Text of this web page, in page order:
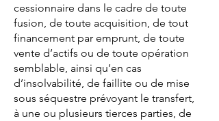
cessionnaire dans le cadre de toute
fusion, de toute acquisition, de tout
financement par emprunt, de toute
vente d’actifs ou de toute opération
semblable, ainsi qu’en cas
d’insolvabilité, de faillite ou de mise
sous séquestre prévoyant le transfert,
à une ou plusieurs tierces parties, de